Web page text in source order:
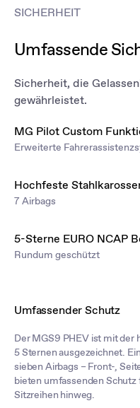
SICHERHEIT
Umfassende
Sicherheit, die
gewährleistet.
MG Pilot Custom
Erweiterte
Hochfeste
7 Airbags
5-Sterne EURO NCAP
Rundum geschützt
Umfassender Schutz
Der MGS9 PHEV ist mit
5 Sternen ausgezeichnet.
sieben Airbags – Front-,
bieten umfassenden Schutz
Sitzreihen hinweg.